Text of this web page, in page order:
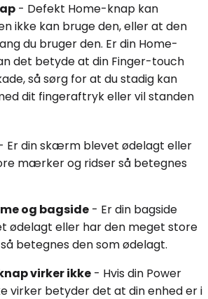
- Defekt Home-knap kan
ikke kan bruge den, eller at den
du bruger den. Er din Home-
det betyde at din Finger-touch
så sørg for at du stadig kan
dit fingeraftryk eller vil standen
Er din skærm blevet ødelagt eller
mærker og ridser så betegnes
og bagside - Er din bagside
ødelagt eller har den meget store
betegnes den som ødelagt.
virker ikke - Hvis din Power
virker betyder det at din enhed er i